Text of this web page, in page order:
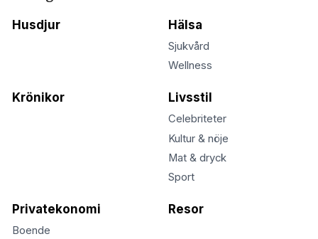
Husdjur Hälsa
Sjukvård
Wellness
Krönikor Livsstil
Celebriteter
Kultur & nöje
Mat & dryck
Sport
Privatekonomi
Boende
Resor